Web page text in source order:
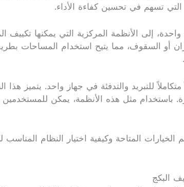
التي تسهم في تحسين كفاءة الأداء.
إلى الأنظمة المركزية التي يمكنها تكييف
أو السقوف، مما يتيح استخدام المساحات
للتبريد والتدفئة في جهاز واحد. يتميز
باستخدام مثل هذه الأنظمة، يمكن
المتاحة وكيفية اختيار النظام المناسب
البكج